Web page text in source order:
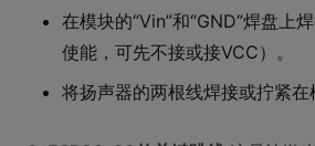
在模块的“Vin”和“GND”焊盘上
使能，可先不接或接VCC）。
将扬声器的两根线焊接或拧紧在